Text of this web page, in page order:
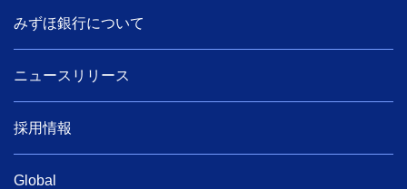
みずほ銀行について
ニュースリリース
採用情報
Global